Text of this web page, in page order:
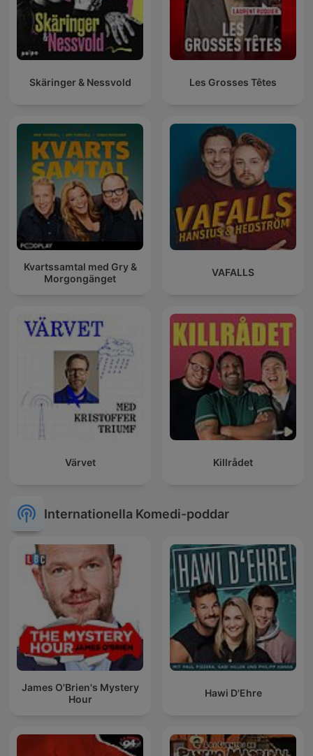
Skäringer & Nessvold Les Grosses Têtes
Kvartssamtal med Gry &
Morgongänget
VAFALLS
Värvet Killrådet
Internationella Komedi-poddar
James O'Brien's Mystery
Hour
Hawi D'Ehre